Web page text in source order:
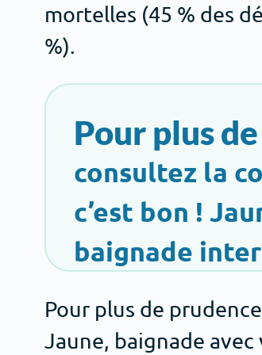
mortelles (45 % des
%).
Pour plus
consultez la
c’est bon !
baignade
Pour plus de
Jaune, baignade